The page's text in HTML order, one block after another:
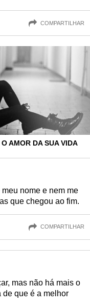
COMPARTILHAR
AMOR DA SUA VIDA
nome e nem me
que chegou ao fim.
COMPARTILHAR
mas não há mais o
de que é a melhor